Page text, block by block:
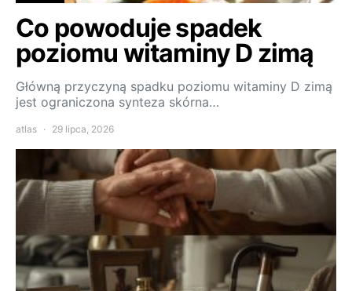
Co powoduje spadek
poziomu witaminy D zimą
Główną przyczyną spadku poziomu witaminy D zimą
jest ograniczona synteza skórna…
atlas 29 lipca, 2026